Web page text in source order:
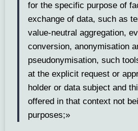
for the specific purpose of
exchange of data, such as
value-neutral aggregation,
conversion, anonymisation
pseudonymisation, such
at the explicit request or
holder or data subject and
offered in that context not
purposes;»